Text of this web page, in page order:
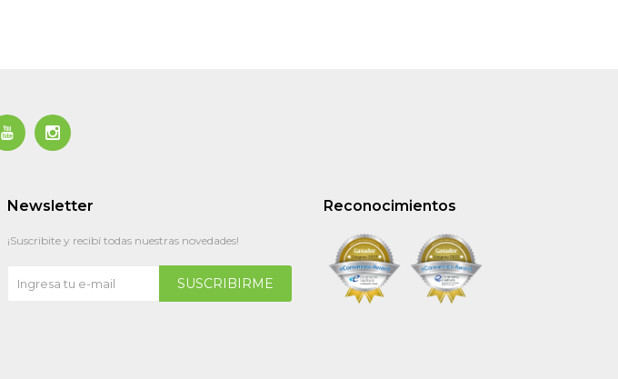
 
Reconocimientos
Newsletter
¡Suscribite y recibí todas nuestras novedades!
SUSCRIBIRME